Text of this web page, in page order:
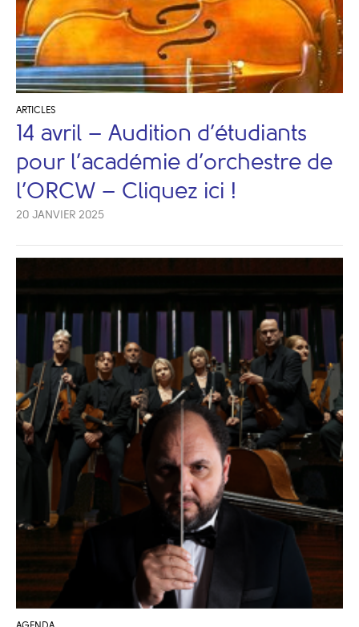
ARTICLES
14 avril – Audition d’étudiants
pour l’académie d’orchestre de
l’ORCW – Cliquez ici !
20 JANVIER 2025